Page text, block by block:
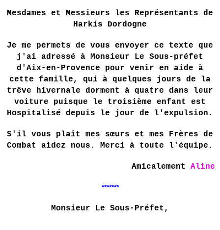
Mesdames et Messieurs les Représentants de
Harkis Dordogne
Je me permets de vous envoyer ce texte que
j'ai adressé à Monsieur Le Sous-préfet
d'Aix-en-Provence pour venir en aide à
cette famille, qui à quelques jours de la
trêve hivernale dorment à quatre dans leur
voiture puisque le troisième enfant est
Hospitalisé depuis le jour de l'expulsion.
S'il vous plaît mes sœurs et mes Frères de
Combat aidez nous . Merci à toute l'équipe.
Amicalement Aline
*******
Monsieur Le Sous-Préfet,